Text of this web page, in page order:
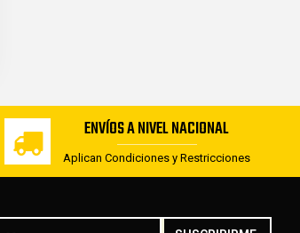
ENVÍOS A NIVEL NACIONAL
Aplican Condiciones y Restricciones